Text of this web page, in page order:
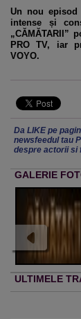
Un nou
intense și
„CĂMĂTARII”
PRO TV, iar
VOYO.
Da LIKE pe
newsfeedul tau
despre actorii si
GALERIE
ULTIMELE